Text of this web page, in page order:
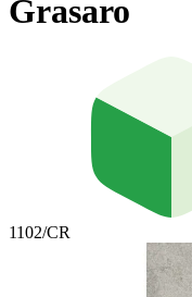
Grasaro
1102/CR